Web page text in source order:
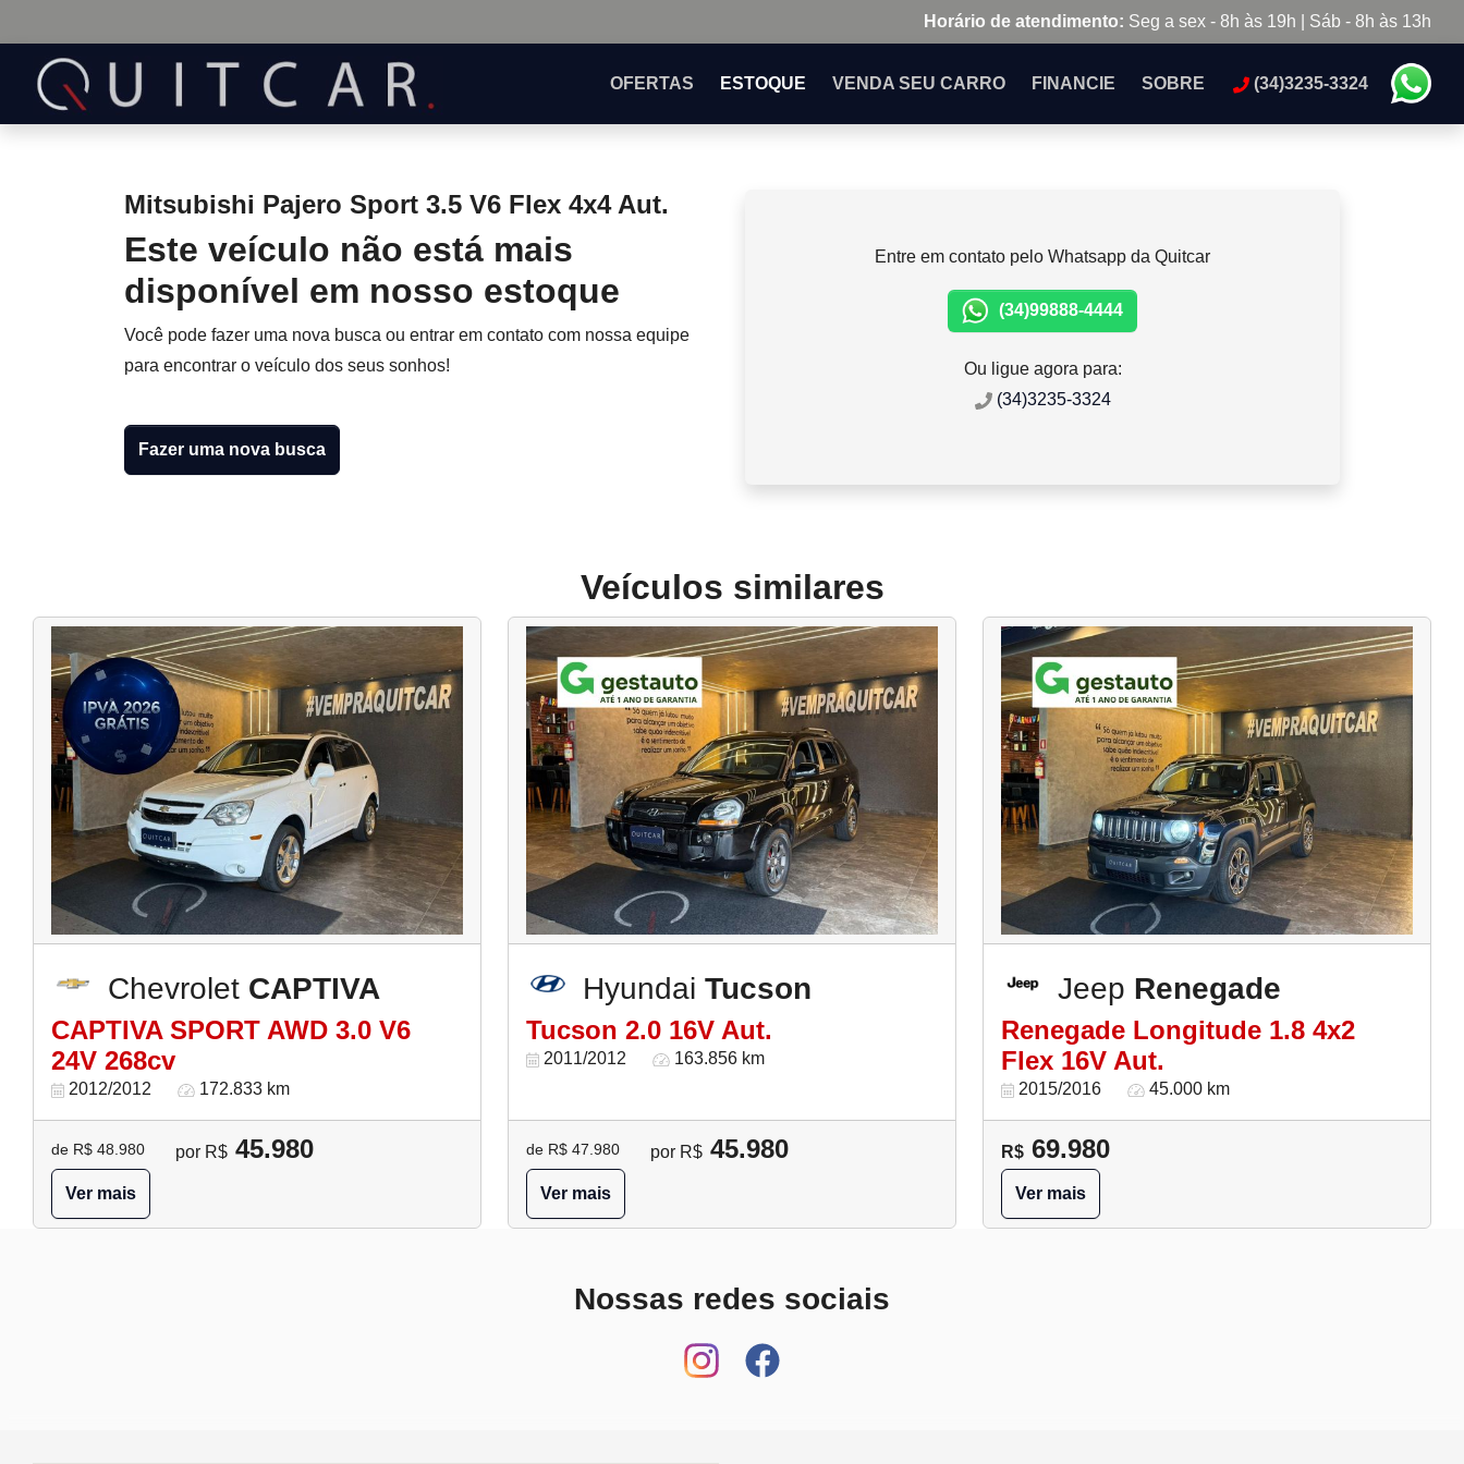
Horário de atendimento: Seg a sex - 8h às 19h | Sáb - 8h às 13h
OFERTAS ESTOQUE VENDA SEU CARRO FINANCIE SOBRE (34)3235-3324
Mitsubishi Pajero Sport 3.5 V6 Flex 4x4 Aut.
Este veículo não está mais
disponível em nosso estoque
Você pode fazer uma nova busca ou entrar em contato com nossa equipe
para encontrar o veículo dos seus sonhos!
Fazer uma nova busca
Entre em contato pelo Whatsapp da Quitcar
(34)99888-4444
Ou ligue agora para:
(34)3235-3324
Veículos similares
Chevrolet CAPTIVA
CAPTIVA SPORT AWD 3.0 V6
24V 268cv
2012/2012 172.833 km
de R$ 48.980 por R$ 45.980
Ver mais
Hyundai Tucson
Tucson 2.0 16V Aut.
2011/2012 163.856 km
de R$ 47.980 por R$ 45.980
Ver mais
Jeep Renegade
Renegade Longitude 1.8 4x2
Flex 16V Aut.
2015/2016 45.000 km
R$ 69.980
Ver mais
Nossas redes sociais